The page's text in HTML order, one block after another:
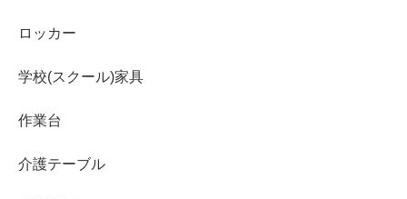
ロッカー
学校(スクール)家具
作業台
介護テーブル